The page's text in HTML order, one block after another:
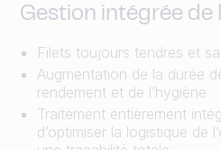
Gestion intégrée de
Filets toujours tendres et
Augmentation de la durée
rendement et de l’hygiène
Traitement entièrement
d’optimiser la logistique de